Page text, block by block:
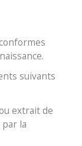
suivants
extrait de
la